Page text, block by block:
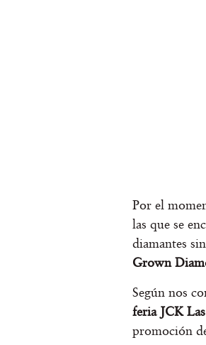
Por el
las que se
diamantes
Grown
Según nos
feria JCK Las
promoción